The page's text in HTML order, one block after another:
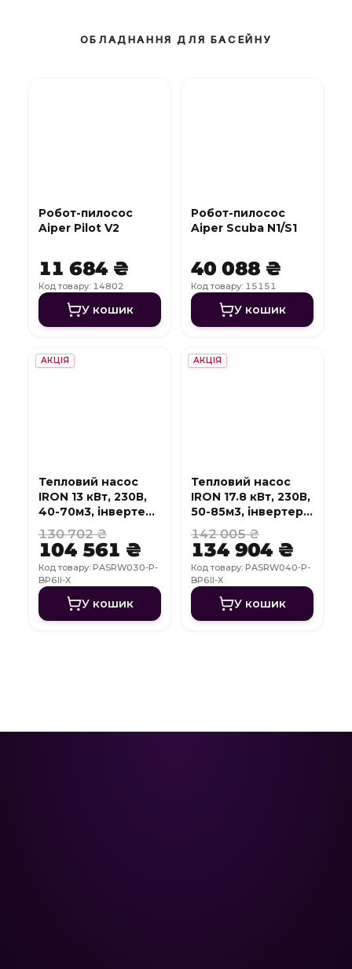
ОБЛАДНАННЯ ДЛЯ БАСЕЙНУ
Робот-пилосос
Aiper Pilot V2
11 684 ₴
Код товару: 14802
У кошик
Робот-пилосос
Aiper Scuba N1/S1
40 088 ₴
Код товару: 15151
У кошик
АКЦІЯ
Тепловий насос
IRON 13 кВт, 230В,
40-70м3, інвертер,
з охолодженням,
WI-FI
130 702 ₴
104 561 ₴
Код товару: PASRW030-P-
BP6II-X
У кошик
АКЦІЯ
Тепловий насос
IRON 17.8 кВт, 230В,
50-85м3, інвертер,
з охолодженням,
WI-FI
142 005 ₴
134 904 ₴
Код товару: PASRW040-P-
BP6II-X
У кошик